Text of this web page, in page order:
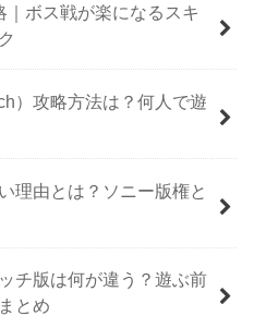
ボス戦が楽になるスキ
）攻略方法は？何人で遊
理由とは？ソニー版権と
チ版は何が違う？遊ぶ前
とめ